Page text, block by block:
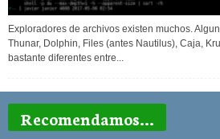
Exploradores de archivos existen muchos.
Thunar, Dolphin, Files (antes Nautilus), Caja,
bastante diferentes entre...
Recomendamos...